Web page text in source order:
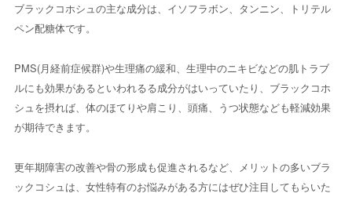
ブラックコホシュの主な成分は、イソフラボン、タンニン、トリテル
ペン配糖体です。
PMS(月経前症候群)や生理痛の緩和、生理中のニキビなどの肌トラブ
ルにも効果があるといわれるる成分がはいっていたり、ブラックコホ
シュを摂れば、体のほてりや肩こり、頭痛、うつ状態なども軽減効果
が期待できます。
更年期障害の改善や骨の形成も促進されるなど、メリットの多いブラ
ックコシュは、女性特有のお悩みがある方にはぜひ注目してもらいた